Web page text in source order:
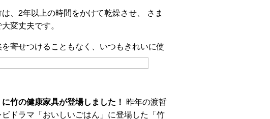
、2年以上の時間をかけて乾燥させ、 さま
変丈夫です。
寄せつけることもなく、いつもきれいに使
竹の健康家具が登場しました！ 昨年の渡哲
ドラマ「おいしいごはん」に登場した「竹